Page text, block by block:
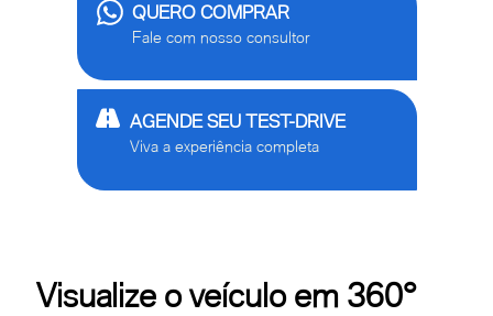
QUERO COMPRAR
Fale com nosso consultor
AGENDE SEU TEST-DRIVE
Viva a experiência completa
Visualize o veículo em 360°